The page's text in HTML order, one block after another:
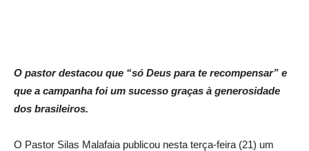
O pastor destacou que “só Deus para te recompensar” e
que a campanha foi um sucesso graças à generosidade
dos brasileiros.
O Pastor Silas Malafaia publicou nesta terça-feira (21) um